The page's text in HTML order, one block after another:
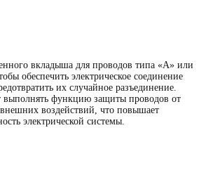
вкладыша для проводов типа «А» или
обеспечить электрическое соединение
их случайное разъединение.
функцию защиты проводов от
воздействий, что повышает
электрической системы.